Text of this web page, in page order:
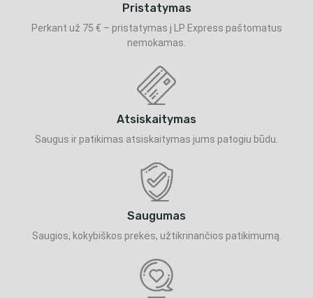
Pristatymas
Perkant už 75 € – pristatymas į LP Express paštomatus
nemokamas.
Atsiskaitymas
Saugus ir patikimas atsiskaitymas jums patogiu būdu.
Saugumas
Saugios, kokybiškos prekės, užtikrinančios patikimumą.